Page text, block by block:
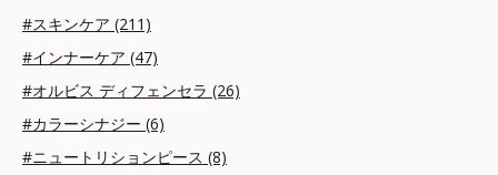
#スキンケア (211)
#インナーケア (47)
#オルビス ディフェンセラ (26)
#カラーシナジー (6)
#ニュートリションピース (8)